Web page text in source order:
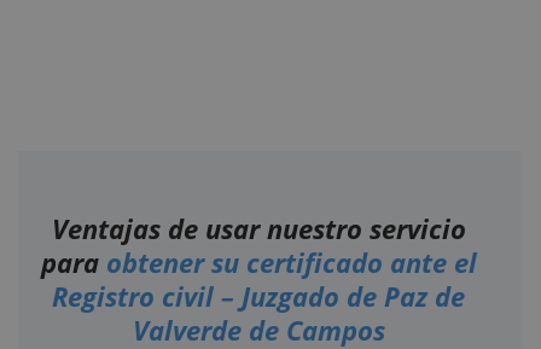
Ventajas de usar nuestro servicio
para obtener su certificado ante el
Registro civil – Juzgado de Paz de
Valverde de Campos